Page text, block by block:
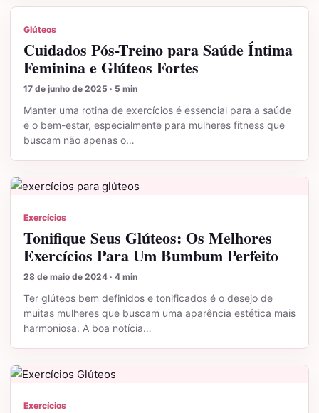
Glúteos
Cuidados Pós-Treino para Saúde Íntima
Feminina e Glúteos Fortes
17 de junho de 2025 · 5 min
Manter uma rotina de exercícios é essencial para a saúde
e o bem-estar, especialmente para mulheres fitness que
buscam não apenas o…
Exercícios
Tonifique Seus Glúteos: Os Melhores
Exercícios Para Um Bumbum Perfeito
28 de maio de 2024 · 4 min
Ter glúteos bem definidos e tonificados é o desejo de
muitas mulheres que buscam uma aparência estética mais
harmoniosa. A boa notícia…
Exercícios